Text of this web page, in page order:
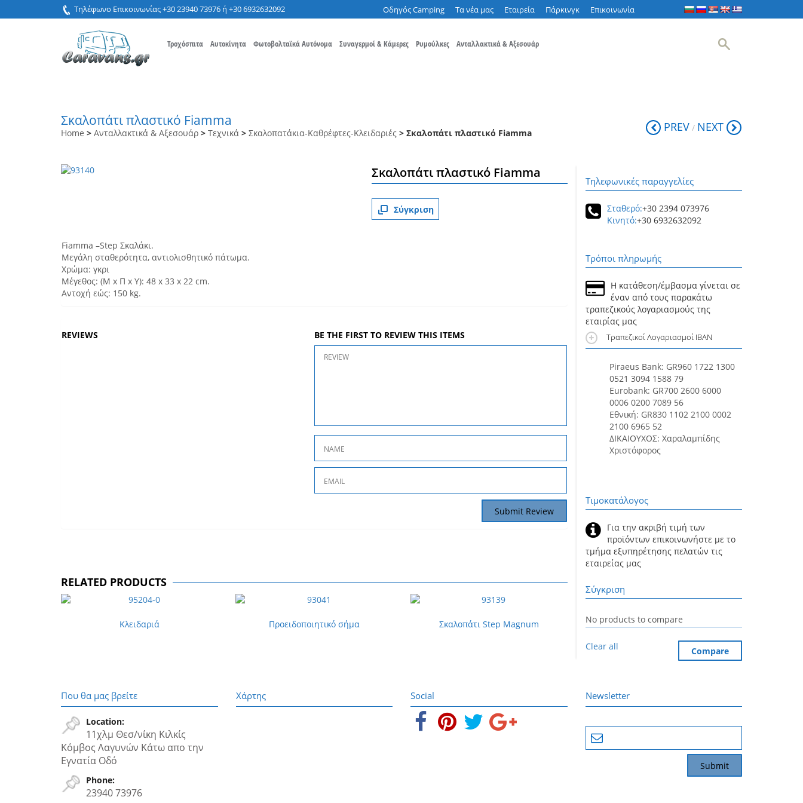
Τηλέφωνο Επικοινωνίας +30 23940 73976 ή +30 6932632092 Οδηγός Camping Τα νέα μας Εταιρεία Πάρκινγκ Επικοινωνία
Τροχόσπιτα Αυτοκίνητα Φωτοβολταϊκά Αυτόνομα Συναγερμοί & Κάμερες Ρυμούλκες Ανταλλακτικά & Αξεσουάρ
Σκαλοπάτι πλαστικό Fiamma
Home > Ανταλλακτικά & Αξεσουάρ > Τεχνικά > Σκαλοπατάκια-Καθρέφτες-Κλειδαριές > Σκαλοπάτι πλαστικό Fiamma PREV / NEXT
Σκαλοπάτι πλαστικό Fiamma
Σύγκριση
Fiamma –Step Σκαλάκι.
Μεγάλη σταθερότητα, αντιολισθητικό πάτωμα.
Χρώμα: γκρι
Μέγεθος: (Μ x Π x Υ): 48 x 33 x 22 cm.
Αντοχή εώς: 150 kg.
REVIEWS BE THE FIRST TO REVIEW THIS ITEMS
RELATED PRODUCTS
Κλειδαριά Προειδοποιητικό σήμα Σκαλοπάτι Step Magnum
Τηλεφωνικές παραγγελίες
Σταθερό:+30 2394 073976
Κινητό:+30 6932632092
Τρόποι πληρωμής
Η κατάθεση/έμβασμα γίνεται σε
έναν από τους παρακάτω
τραπεζικούς λογαριασμούς της
εταιρίας μας
Τραπεζικοί Λογαριασμοί IBAN
Piraeus Bank: GR960 1722 1300
0521 3094 1588 79
Eurobank: GR700 2600 6000
0006 0200 7089 56
Εθνική: GR830 1102 2100 0002
2100 6965 52
ΔΙΚΑΙΟΥΧΟΣ: Χαραλαμπίδης
Χριστόφορος
Τιμοκατάλογος
Για την ακριβή τιμή των
προϊόντων επικοινωνήστε με το
τμήμα εξυπηρέτησης πελατών τις
εταιρείας μας
Σύγκριση
No products to compare
Clear all Compare
Που θα μας βρείτε
Location:
11χλμ Θεσ/νίκη Κιλκίς
Κόμβος Λαγυνών Κάτω απο την
Εγνατία Oδό
Phone:
23940 73976
Χάρτης Social Newsletter